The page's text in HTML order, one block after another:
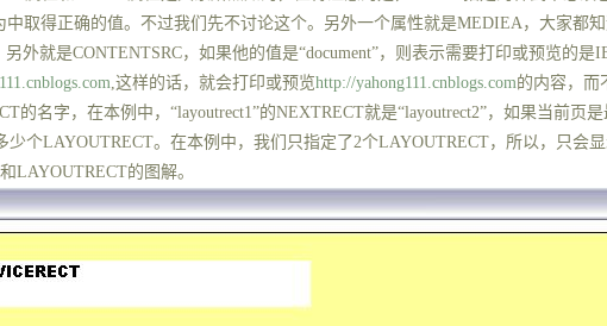
中取得正确的值。不过我们先不讨论这个。另外一个属性就是MEDIEA，大家都
另外就是CONTENTSRC，如果他的值是“document”，则表示需要打印或预览的是
,这样的话，就会打印或预览http://yahong111.cnblogs.com的内容，而
的名字，在本例中，“layoutrect1”的NEXTRECT就是“layoutrect2”，如果当前页
少个LAYOUTRECT。在本例中，我们只指定了2个LAYOUTRECT，所以，只会
和LAYOUTRECT的图解。